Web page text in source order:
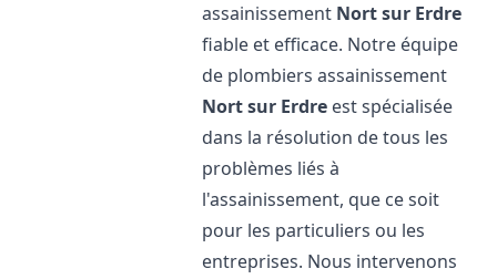
assainissement Nort sur Erdre
fiable et efficace. Notre équipe
de plombiers assainissement
Nort sur Erdre est spécialisée
dans la résolution de tous les
problèmes liés à
l'assainissement, que ce soit
pour les particuliers ou les
entreprises. Nous intervenons